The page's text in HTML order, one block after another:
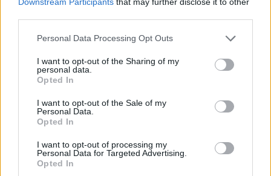
Personal Data Processing Opt Outs
I want to opt-out of the Sharing of my
personal data.
Opted In
I want to opt-out of the Sale of my
Personal Data.
Opted In
I want to opt-out of processing my
Personal Data for Targeted Advertising.
Opted In
SOUVISEJÍCÍ ČLÁNKY
VÍCE OD AUTORA
Zpravodajství
výborné podmínky. Horší voda je jen na
Živohošti
Zpravodajství
Příbram modernizuje parkovací automaty.
Přibudou i tři nové poblíž Svaté Hory
Středočeský kraj upravil pravidla soutěže.